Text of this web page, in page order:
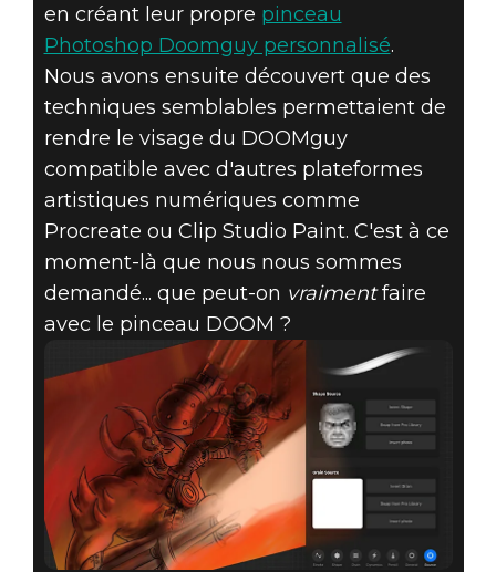
DOOM® Eternal
17 septembre 2019
PEIGNEZ DANS
LE CHAOS ET
LA VIOLENCE
AVEC LE
PINCEAU DOOM
en créant leur propre pinceau
Photoshop Doomguy personnalisé.
Nous avons ensuite découvert que des
techniques semblables permettaient de
rendre le visage du DOOMguy
compatible avec d'autres plateformes
artistiques numériques comme
Procreate ou Clip Studio Paint. C'est à ce
moment-là que nous nous sommes
demandé... que peut-on vraimentfaire
avec le pinceau DOOM ?